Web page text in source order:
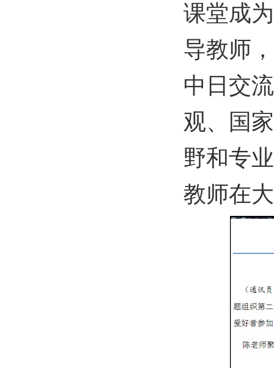
课堂成
导教师
中日交
观、国
野和专
教师在